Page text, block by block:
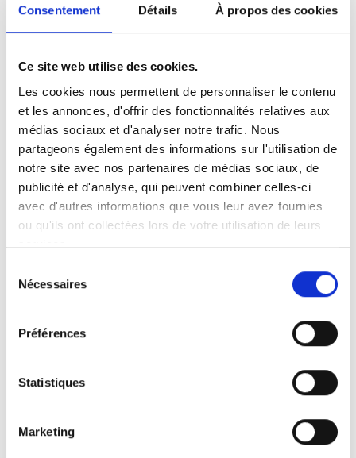
Consentement Détails À propos des cookies
Ce site web utilise des cookies.
Les cookies nous permettent de personnaliser le contenu
et les annonces, d'offrir des fonctionnalités relatives aux
médias sociaux et d'analyser notre trafic. Nous
partageons également des informations sur l'utilisation de
notre site avec nos partenaires de médias sociaux, de
publicité et d'analyse, qui peuvent combiner celles-ci
avec d'autres informations que vous leur avez fournies
ou qu'ils ont collectées lors de votre utilisation de leurs
services.
Nécessaires
Préférences
Statistiques
Marketing
ChezGLC Créations, chaque projet est unique.
À travers nos réalisations, nous mettons en
avant notre savoir-faire, notre exigence du détail
et notre passion pour les aménagements
intérieurs bien pensés.
De la cuisine moderne à la cuisine plus
traditionnelle, nous concevons et installons des
matériaux, finitions soignées : chaque réalisation
est pensée pour allier esthétique et fonctionnalité.